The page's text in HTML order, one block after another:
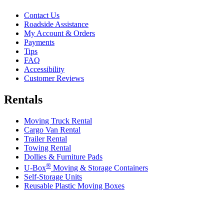
Contact Us
Roadside Assistance
My Account & Orders
Payments
Tips
FAQ
Accessibility
Customer Reviews
Rentals
Moving Truck Rental
Cargo Van Rental
Trailer Rental
Towing Rental
Dollies & Furniture Pads
U-Box® Moving & Storage Containers
Self-Storage Units
Reusable Plastic Moving Boxes